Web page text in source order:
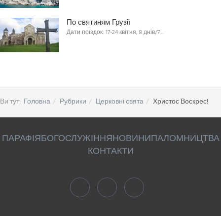
По святиням Грузії
Дати поїздок: 17-24 квітня, 8 днів/7…
Ви тут: Головна Рубрики Церковні свята Христос Воскрес!
ПАРАФІЯБОГОСЛУЖІННЯНОВИНИПАЛОМНИЦТВА
КОНТАКТИ